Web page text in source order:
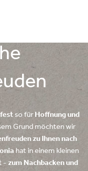
so für Hoffnung und
Grund möchten wir
zu Ihnen nach
hat in einem kleinen
zum Nachbacken und